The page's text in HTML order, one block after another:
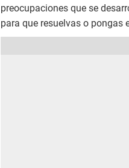
preocupaciones que se
para que resuelvas o pongas